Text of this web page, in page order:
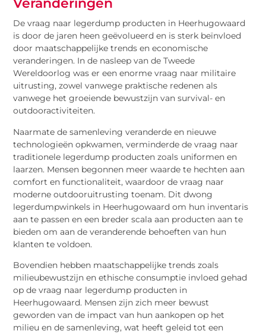
Veranderingen
De vraag naar legerdump producten in Heerhugowaard
is door de jaren heen geëvolueerd en is sterk beïnvloed
door maatschappelijke trends en economische
veranderingen. In de nasleep van de Tweede
Wereldoorlog was er een enorme vraag naar militaire
uitrusting, zowel vanwege praktische redenen als
vanwege het groeiende bewustzijn van survival- en
outdooractiviteiten.
Naarmate de samenleving veranderde en nieuwe
technologieën opkwamen, verminderde de vraag naar
traditionele legerdump producten zoals uniformen en
laarzen. Mensen begonnen meer waarde te hechten aan
comfort en functionaliteit, waardoor de vraag naar
moderne outdooruitrusting toenam. Dit dwong
legerdumpwinkels in Heerhugowaard om hun inventaris
aan te passen en een breder scala aan producten aan te
bieden om aan de veranderende behoeften van hun
klanten te voldoen.
Bovendien hebben maatschappelijke trends zoals
milieubewustzijn en ethische consumptie invloed gehad
op de vraag naar legerdump producten in
Heerhugowaard. Mensen zijn zich meer bewust
geworden van de impact van hun aankopen op het
milieu en de samenleving, wat heeft geleid tot een